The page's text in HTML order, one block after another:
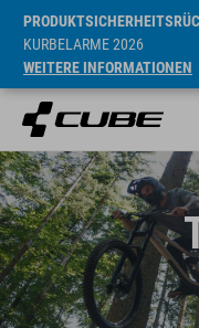
KURBELARME 2026
WEITERE INFORMATIONEN